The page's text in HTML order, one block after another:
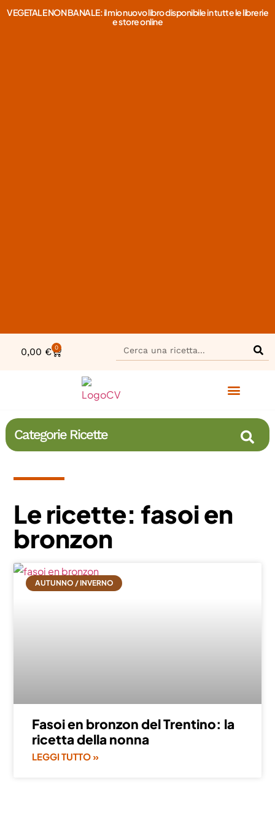
VEGETALE NON BANALE: il mio nuovo libro disponibile in tutte le librerie
e store online
0,00 € 0
Categorie Ricette
Le ricette: fasoi en
bronzon
AUTUNNO / INVERNO
Fasoi en bronzon del Trentino: la
ricetta della nonna
LEGGI TUTTO »